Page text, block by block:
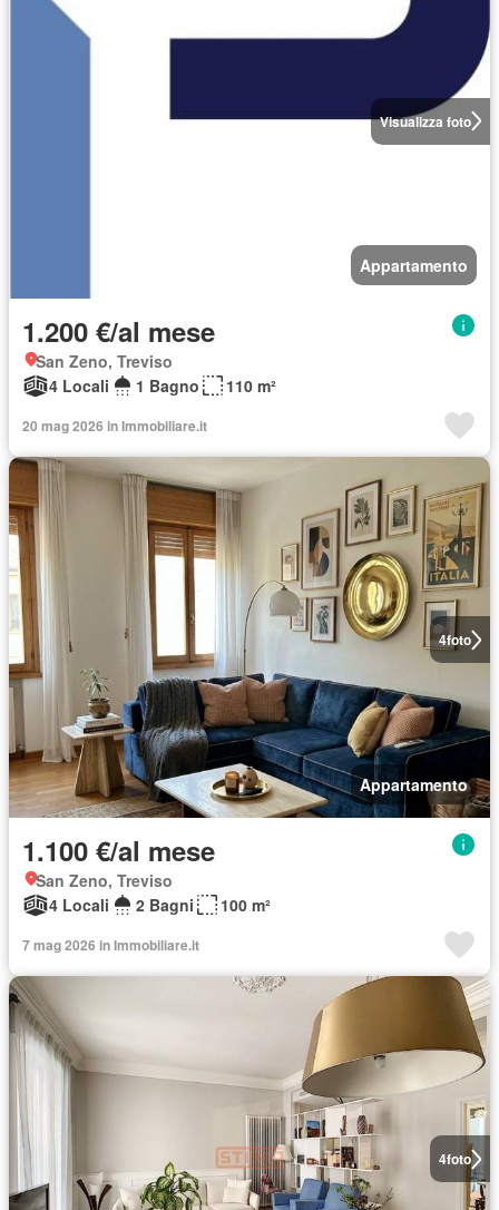
Visualizza foto
Appartamento
1.200 €/al mese
San Zeno, Treviso
4 Locali
1 Bagno 110 m²
20 mag 2026 in Immobiliare.it
4foto
Appartamento
1.100 €/al mese
San Zeno, Treviso
4 Locali
2 Bagni 100 m²
7 mag 2026 in Immobiliare.it
4foto